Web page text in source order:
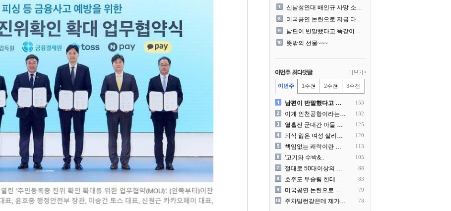
신남성연대 배인규 사망 소식..
미국공연 논란으로 지금 다시..
남편이 반말했다고 똑같이 반..
뜻밖의 선물~~~
이번주 1주전 2주전 3주전
남편이 반말했다고 똑같이 반.. 153
이게 인천공항이라는게 믿겨지.. 132
열흘전 군대간 아들 소포(가.. 125
의식 잃은 여성 살리려다 성.. 120
책임없는 쾌락이란 말에 빡친.. 113
'고기와 수박&.. 105
절대로 50대이상의 딜러를 .. 88
호주도 무슬림 한테 점령 당.. 83
미국공연 논란으로 지금 다시.. 79
주차빌런같은데 제가 잘못한건.. 78